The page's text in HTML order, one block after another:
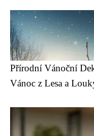
Přírodní Vánoční
Vánoc z Lesa a